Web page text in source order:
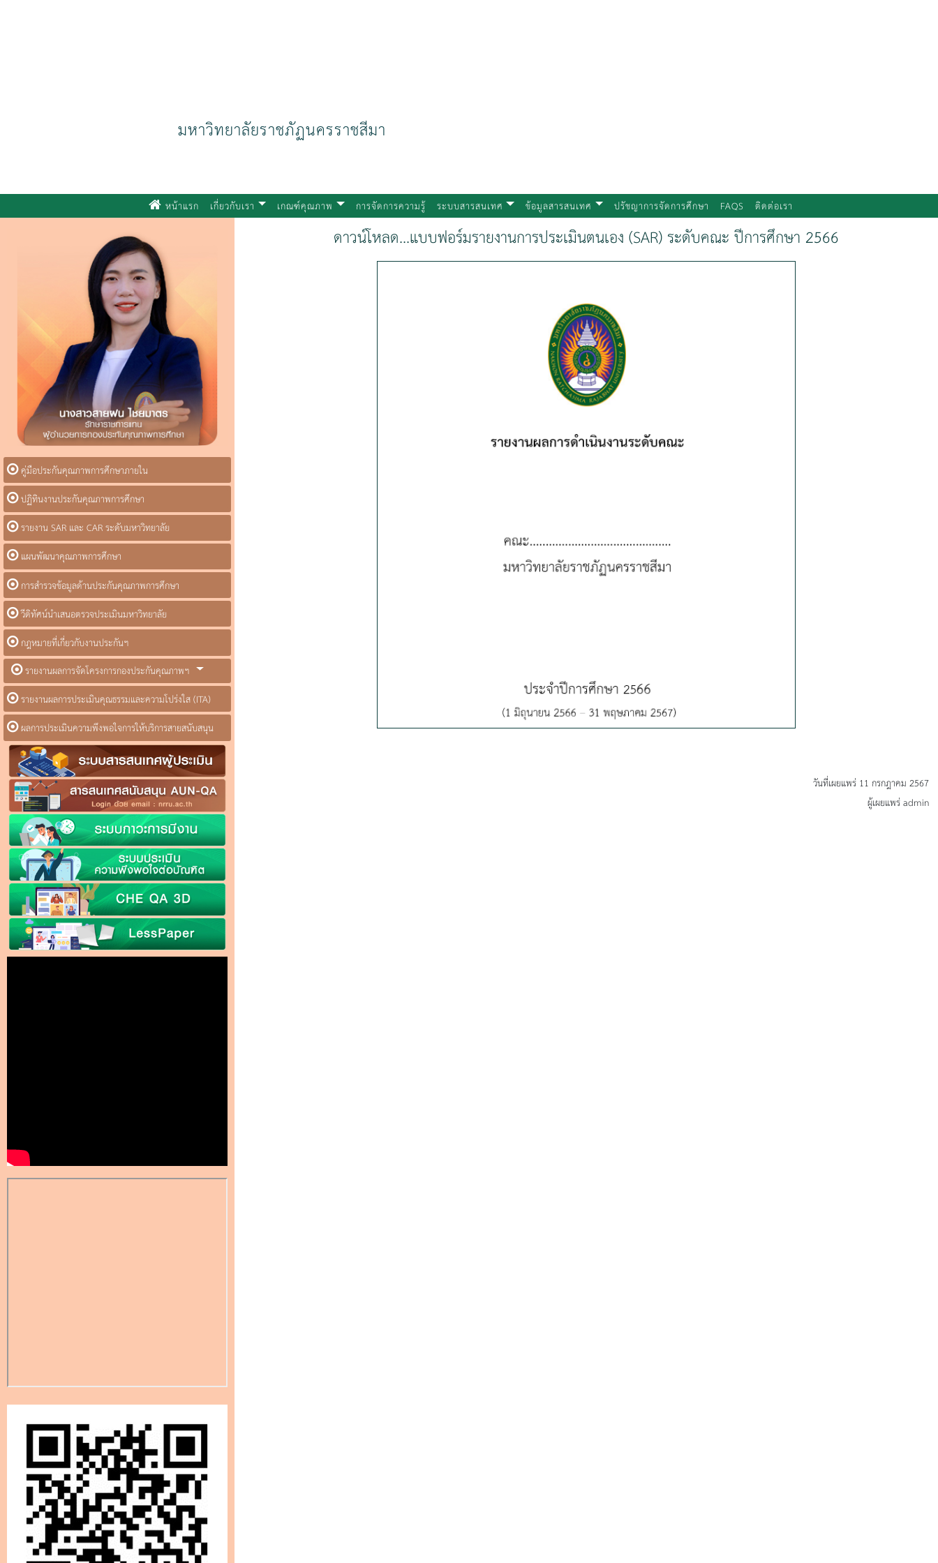
มหาวิทยาลัยราชภัฏนครราชสีมา
หน้าแรก(current)
เกี่ยวกับเรา เกณฑ์คุณภาพ การจัดการความรู้ ระบบสารสนเทศ ข้อมูลสารสนเทศ ปรัชญาการจัดการศึกษา FAQS ติดต่อเรา
คู่มือประกันคุณภาพการศึกษาภายใน
ปฏิทินงานประกันคุณภาพการศึกษา
รายงาน SAR และ CAR ระดับมหาวิทยาลัย
แผนพัฒนาคุณภาพการศึกษา
การสำรวจข้อมูลด้านประกันคุณภาพการศึกษา
วีดิทัศน์นำเสนอตรวจประเมินมหาวิทยาลัย
กฎหมายที่เกี่ยวกับงานประกันฯ
รายงานผลการจัดโครงการกองประกันคุณภาพฯ
รายงานผลการประเมินคุณธรรมและความโปร่งใส (ITA)
ผลการประเมินความพึงพอใจการให้บริการสายสนับสนุน
ดาวน์โหลด...แบบฟอร์มรายงานการประเมินตนเอง (SAR) ระดับคณะ ปีการศึกษา 2566
วันที่เผยแพร่ 11 กรกฎาคม 2567
ผู้เผยแพร่ admin